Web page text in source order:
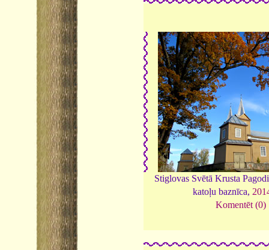
Stiglovas Svētā Krusta
katoļu baznīca,
Komentēt (0)